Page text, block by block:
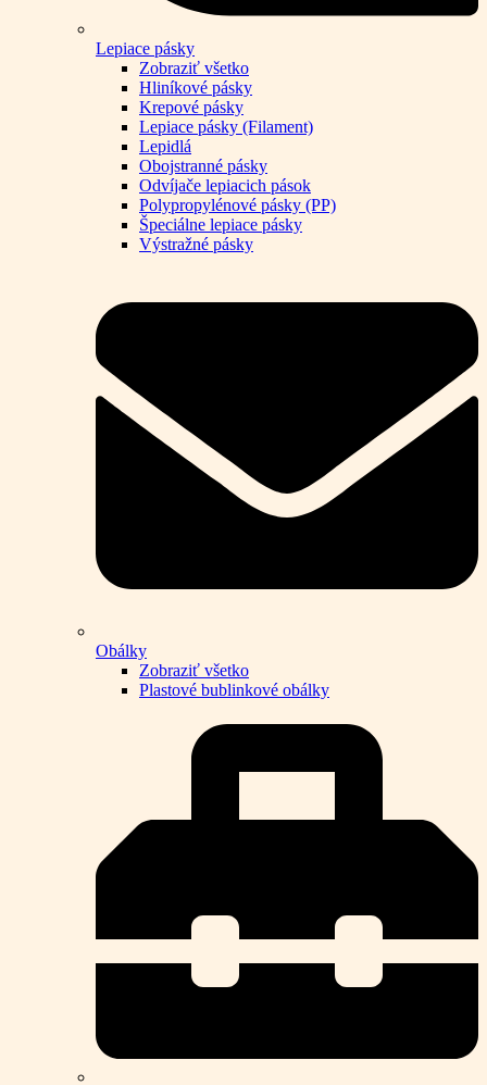
Lepiace pásky
Zobraziť všetko
Hliníkové pásky
Krepové pásky
Lepiace pásky (Filament)
Lepidlá
Obojstranné pásky
Odvíjače lepiacich pások
Polypropylénové pásky (PP)
Špeciálne lepiace pásky
Výstražné pásky
Obálky
Zobraziť všetko
Plastové bublinkové obálky